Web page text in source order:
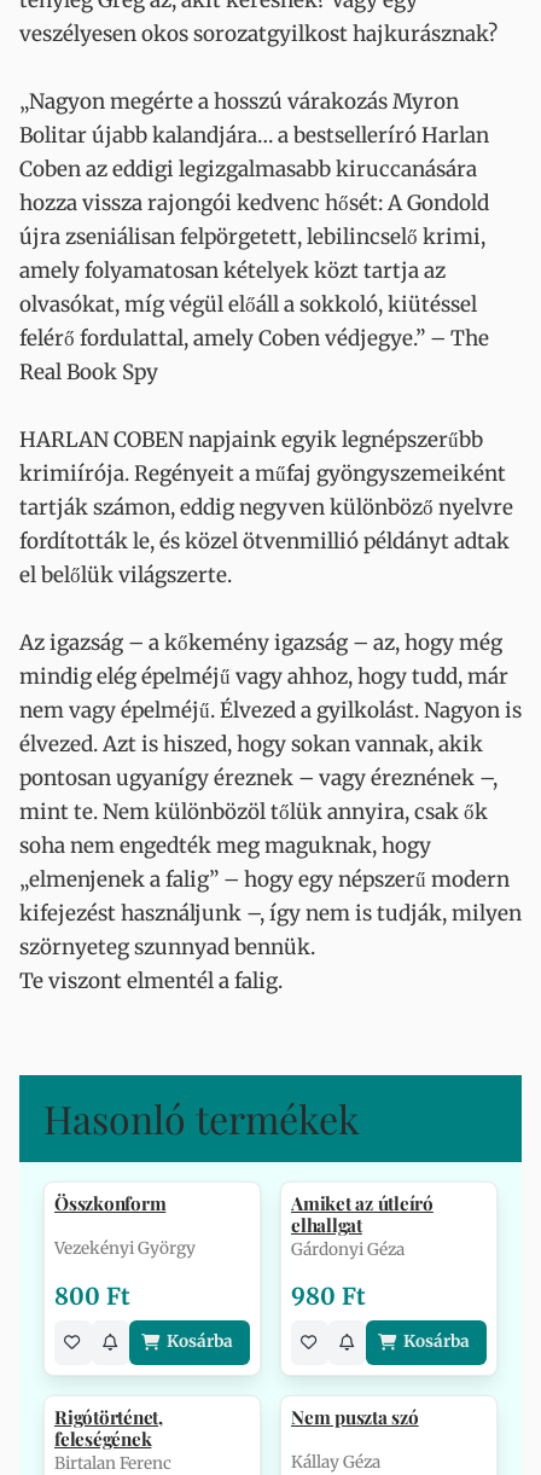
veszélyesen okos sorozatgyilkost hajkurásznak?
„Nagyon megérte a hosszú várakozás Myron
Bolitar újabb kalandjára… a bestselleríró Harlan
Coben az eddigi legizgalmasabb kiruccanására
hozza vissza rajongói kedvenc hősét: A Gondold
újra zseniálisan felpörgetett, lebilincselő krimi,
amely folyamatosan kételyek közt tartja az
olvasókat, míg végül előáll a sokkoló, kiütéssel
felérő fordulattal, amely Coben védjegye.” – The
Real Book Spy
HARLAN COBEN napjaink egyik legnépszerűbb
krimiírója. Regényeit a műfaj gyöngyszemeiként
tartják számon, eddig negyven különböző nyelvre
fordították le, és közel ötvenmillió példányt adtak
el belőlük világszerte.
Az igazság – a kőkemény igazság – az, hogy még
mindig elég épelméjű vagy ahhoz, hogy tudd, már
nem vagy épelméjű. Élvezed a gyilkolást. Nagyon is
élvezed. Azt is hiszed, hogy sokan vannak, akik
pontosan ugyanígy éreznek – vagy éreznének –,
mint te. Nem különbözöl tőlük annyira, csak ők
soha nem engedték meg maguknak, hogy
„elmenjenek a falig” – hogy egy népszerű modern
kifejezést használjunk –, így nem is tudják, milyen
szörnyeteg szunnyad bennük.
Te viszont elmentél a falig.
Hasonló termékek
Összkonform
Vezekényi György
800 Ft
Kosárba
Amiket az útleíró
elhallgat
Gárdonyi Géza
980 Ft
Kosárba
Rigótörténet,
feleségének
Birtalan Ferenc
Nem puszta szó
Kállay Géza